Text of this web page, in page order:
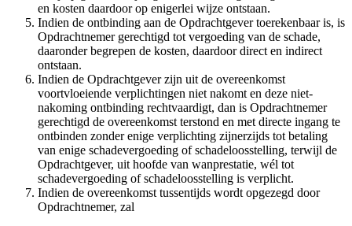
en kosten daardoor op enigerlei wijze ontstaan.
Indien de ontbinding aan de Opdrachtgever toerekenbaar is, is
Opdrachtnemer gerechtigd tot vergoeding van de schade,
daaronder begrepen de kosten, daardoor direct en indirect
ontstaan.
Indien de Opdrachtgever zijn uit de overeenkomst
voortvloeiende verplichtingen niet nakomt en deze niet-
nakoming ontbinding rechtvaardigt, dan is Opdrachtnemer
gerechtigd de overeenkomst terstond en met directe ingang te
ontbinden zonder enige verplichting zijnerzijds tot betaling
van enige schadevergoeding of schadeloosstelling, terwijl de
Opdrachtgever, uit hoofde van wanprestatie, wél tot
schadevergoeding of schadeloosstelling is verplicht.
Indien de overeenkomst tussentijds wordt opgezegd door
Opdrachtnemer, zal